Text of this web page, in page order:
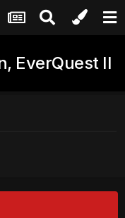
EverQuest II